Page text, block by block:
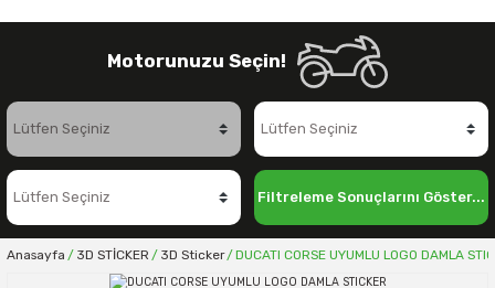
Motorunuzu Seçin!
Filtreleme Sonuçlarını Göster...
Anasayfa 3D STİCKER 3D Sticker DUCATI CORSE UYUMLU LOGO DAMLA